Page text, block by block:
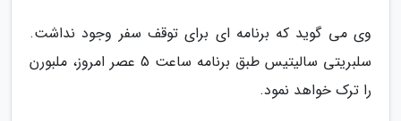
وی می گوید که برنامه ای برای توقف سفر وجود نداشت.
سلبریتی سالیتیس طبق برنامه ساعت 5 عصر امروز، ملبورن
را ترک خواهد نمود.